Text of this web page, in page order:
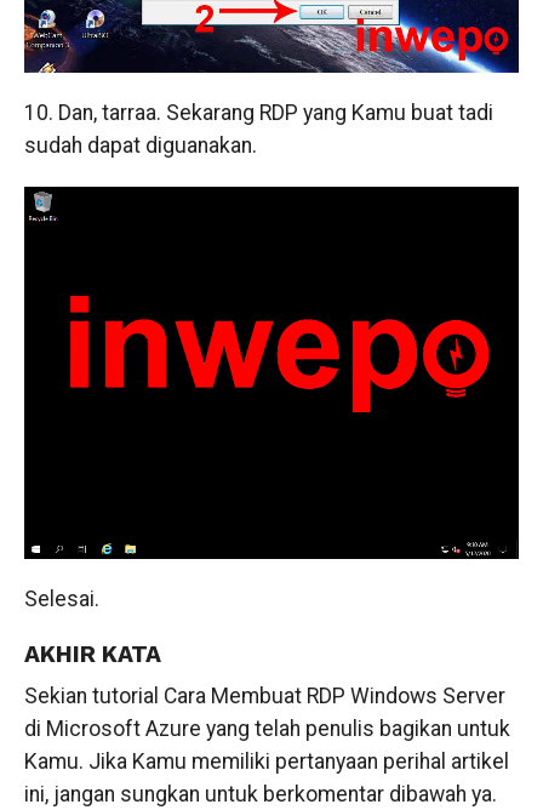
10. Dan, tarraa. Sekarang RDP yang Kamu buat tadi
sudah dapat diguanakan.
Selesai.
AKHIR KATA
Sekian tutorial Cara Membuat RDP Windows Server
di Microsoft Azure yang telah penulis bagikan untuk
Kamu. Jika Kamu memiliki pertanyaan perihal artikel
ini, jangan sungkan untuk berkomentar dibawah ya.